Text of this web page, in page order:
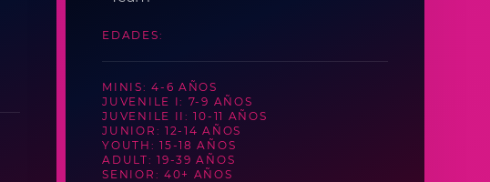
EDADES:
MINIS: 4-6 AÑOS
JUVENILE I: 7-9 AÑOS
JUVENILE II: 10-11 AÑOS
JUNIOR: 12-14 AÑOS
YOUTH: 15-18 AÑOS
ADULT: 19-39 AÑOS
SENIOR: 40+ AÑOS